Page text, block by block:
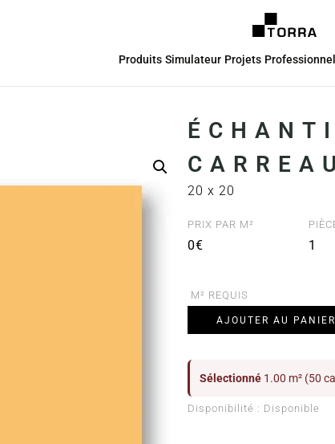
Produits Simulateur Projets
20 x 20
PRIX PAR M²
0€ 1
M² REQUIS
AJOUTER AU PANIER
Sélectionné 1.00 m² (50
Disponibilité : Disponible